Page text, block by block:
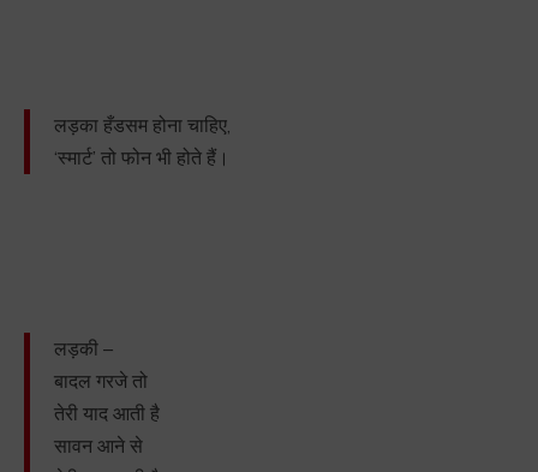
लड़का हँडसम होना चाहिए,
‘स्मार्ट’ तो फोन भी होते हैं।
लड़की –
बादल गरजे तो
तेरी याद आती है
सावन आने से